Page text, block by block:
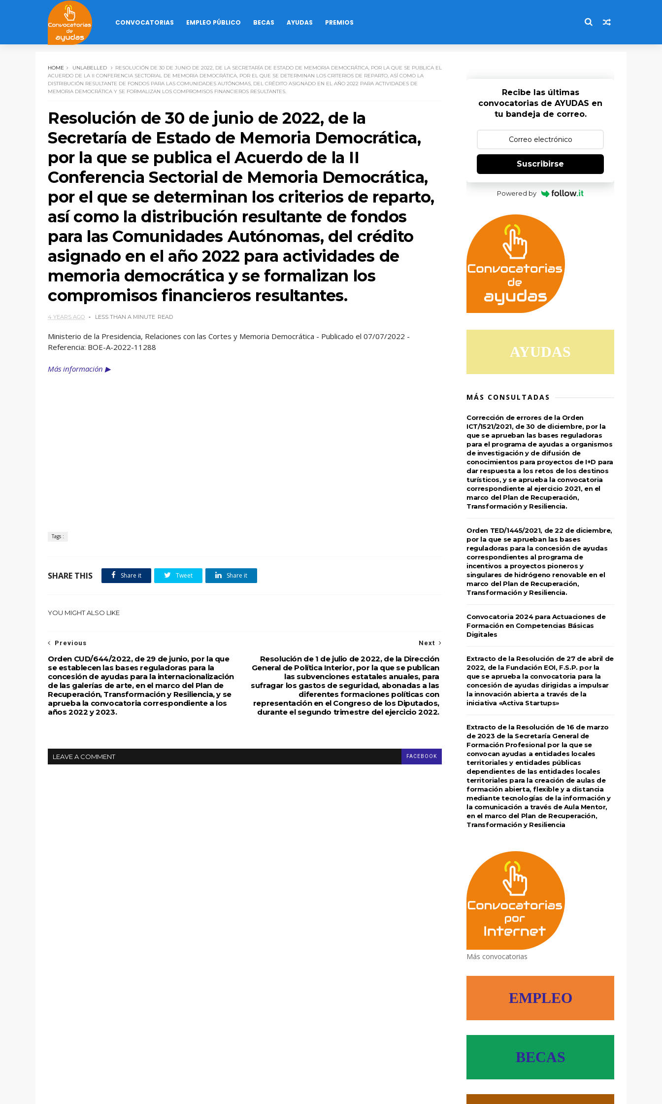
CONVOCATORIAS EMPLEO PÚBLICO BECAS AYUDAS PREMIOS
HOME UNLABELLED
RESOLUCIÓN DE 30 DE JUNIO DE 2022, DE LA SECRETARÍA DE ESTADO DE MEMORIA DEMOCRÁTICA, POR LA QUE SE PUBLICA EL
ACUERDO DE LA II CONFERENCIA SECTORIAL DE MEMORIA DEMOCRÁTICA, POR EL QUE SE DETERMINAN LOS CRITERIOS DE REPARTO, ASÍ COMO LA
DISTRIBUCIÓN RESULTANTE DE FONDOS PARA LAS COMUNIDADES AUTÓNOMAS, DEL CRÉDITO ASIGNADO EN EL AÑO 2022 PARA ACTIVIDADES DE
MEMORIA DEMOCRÁTICA Y SE FORMALIZAN LOS COMPROMISOS FINANCIEROS RESULTANTES.
Resolución de 30 de junio de 2022, de la
Secretaría de Estado de Memoria Democrática,
por la que se publica el Acuerdo de la II
Conferencia Sectorial de Memoria Democrática,
por el que se determinan los criterios de reparto,
así como la distribución resultante de fondos
para las Comunidades Autónomas, del crédito
asignado en el año 2022 para actividades de
memoria democrática y se formalizan los
compromisos financieros resultantes.
4 YEARS AGO LESS THAN A MINUTE READ
Ministerio de la Presidencia, Relaciones con las Cortes y Memoria Democrática - Publicado el 07/07/2022 -
Referencia: BOE-A-2022-11288
Más información ▶
Tags :
SHARE THIS Share it Tweet Share it
YOU MIGHT ALSO LIKE
Next
Resolución de 1 de julio de 2022, de la Dirección
General de Política Interior, por la que se publican
las subvenciones estatales anuales, para
sufragar los gastos de seguridad, abonadas a las
diferentes formaciones políticas con
representación en el Congreso de los Diputados,
durante el segundo trimestre del ejercicio 2022.
Previous
Orden CUD/644/2022, de 29 de junio, por la que
se establecen las bases reguladoras para la
concesión de ayudas para la internacionalización
de las galerías de arte, en el marco del Plan de
Recuperación, Transformación y Resiliencia, y se
aprueba la convocatoria correspondiente a los
años 2022 y 2023.
LEAVE A COMMENT FACEBOOK
Recibe las últimas
convocatorias de AYUDAS en
tu bandeja de correo.
Suscribirse
Powered by
AYUDAS
MÁS CONSULTADAS
Corrección de errores de la Orden
ICT/1521/2021, de 30 de diciembre, por la
que se aprueban las bases reguladoras
para el programa de ayudas a organismos
de investigación y de difusión de
conocimientos para proyectos de I+D para
dar respuesta a los retos de los destinos
turísticos, y se aprueba la convocatoria
correspondiente al ejercicio 2021, en el
marco del Plan de Recuperación,
Transformación y Resiliencia.
Orden TED/1445/2021, de 22 de diciembre,
por la que se aprueban las bases
reguladoras para la concesión de ayudas
correspondientes al programa de
incentivos a proyectos pioneros y
singulares de hidrógeno renovable en el
marco del Plan de Recuperación,
Transformación y Resiliencia.
Convocatoria 2024 para Actuaciones de
Formación en Competencias Básicas
Digitales
Extracto de la Resolución de 27 de abril de
2022, de la Fundación EOI, F.S.P. por la
que se aprueba la convocatoria para la
concesión de ayudas dirigidas a impulsar
la innovación abierta a través de la
iniciativa «Activa Startups»
Extracto de la Resolución de 16 de marzo
de 2023 de la Secretaría General de
Formación Profesional por la que se
convocan ayudas a entidades locales
territoriales y entidades públicas
dependientes de las entidades locales
territoriales para la creación de aulas de
formación abierta, flexible y a distancia
mediante tecnologías de la información y
la comunicación a través de Aula Mentor,
en el marco del Plan de Recuperación,
Transformación y Resiliencia
Más convocatorias
EMPLEO
BECAS